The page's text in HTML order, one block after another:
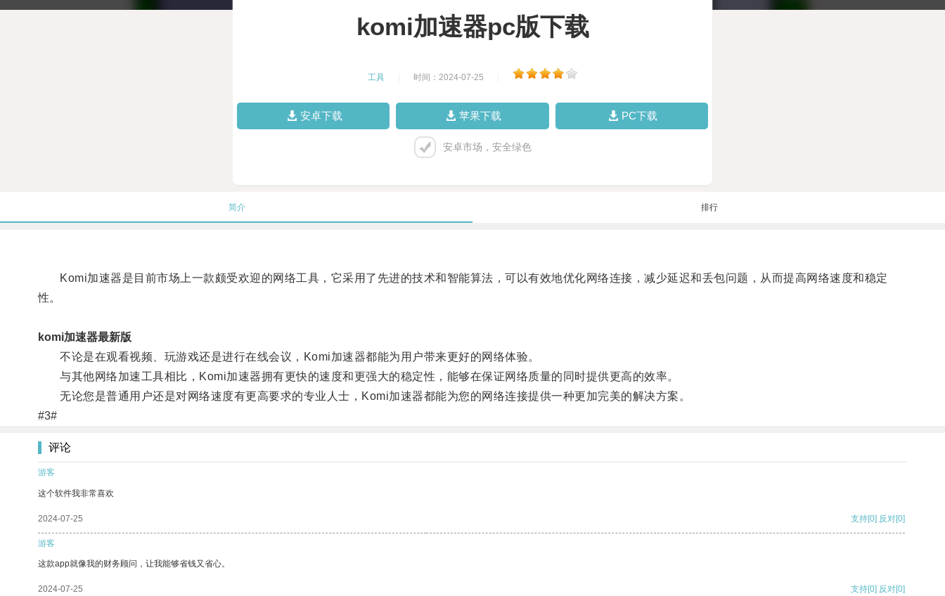
komi加速器pc版下载
工具 时间：2024-07-25
安卓下载 苹果下载 PC下载
安卓市场，安全绿色
简介 排行
Komi加速器是目前市场上一款颇受欢迎的网络工具，它采用了先进的技术和智能算法，可以有效地优化网络连接，减少延迟和丢包问题，从而提高网络速度和稳定
性。
komi加速器最新版
不论是在观看视频、玩游戏还是进行在线会议，Komi加速器都能为用户带来更好的网络体验。
与其他网络加速工具相比，Komi加速器拥有更快的速度和更强大的稳定性，能够在保证网络质量的同时提供更高的效率。
无论您是普通用户还是对网络速度有更高要求的专业人士，Komi加速器都能为您的网络连接提供一种更加完美的解决方案。
#3#
评论
游客
这个软件我非常喜欢
2024-07-25 支持[0] 反对[0]
游客
这款app就像我的财务顾问，让我能够省钱又省心。
2024-07-25 支持[0] 反对[0]